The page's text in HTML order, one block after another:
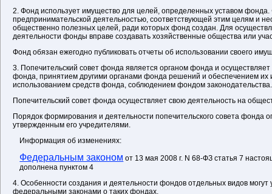
2. Фонд использует имущество для целей, определенных уставом
предпринимательской деятельностью, соответствующей этим целям и
общественно полезных целей, ради которых фонд создан. Для
деятельности фонды вправе создавать хозяйственные общества или
Фонд обязан ежегодно публиковать отчеты об использовании своего
3. Попечительский совет фонда является органом фонда и
фонда, принятием другими органами фонда решений и обеспечением их
использованием средств фонда, соблюдением фондом законодательства.
Попечительский совет фонда осуществляет свою деятельность на
Порядок формирования и деятельности попечительского совета фонда
утвержденным его учредителями.
Информация об изменениях:
Федеральным законом от 13 мая 2008 г. N 68-ФЗ статья 7
дополнена пунктом 4
4. Особенности создания и деятельности фондов отдельных видов могут
федеральными законами о таких фондах.